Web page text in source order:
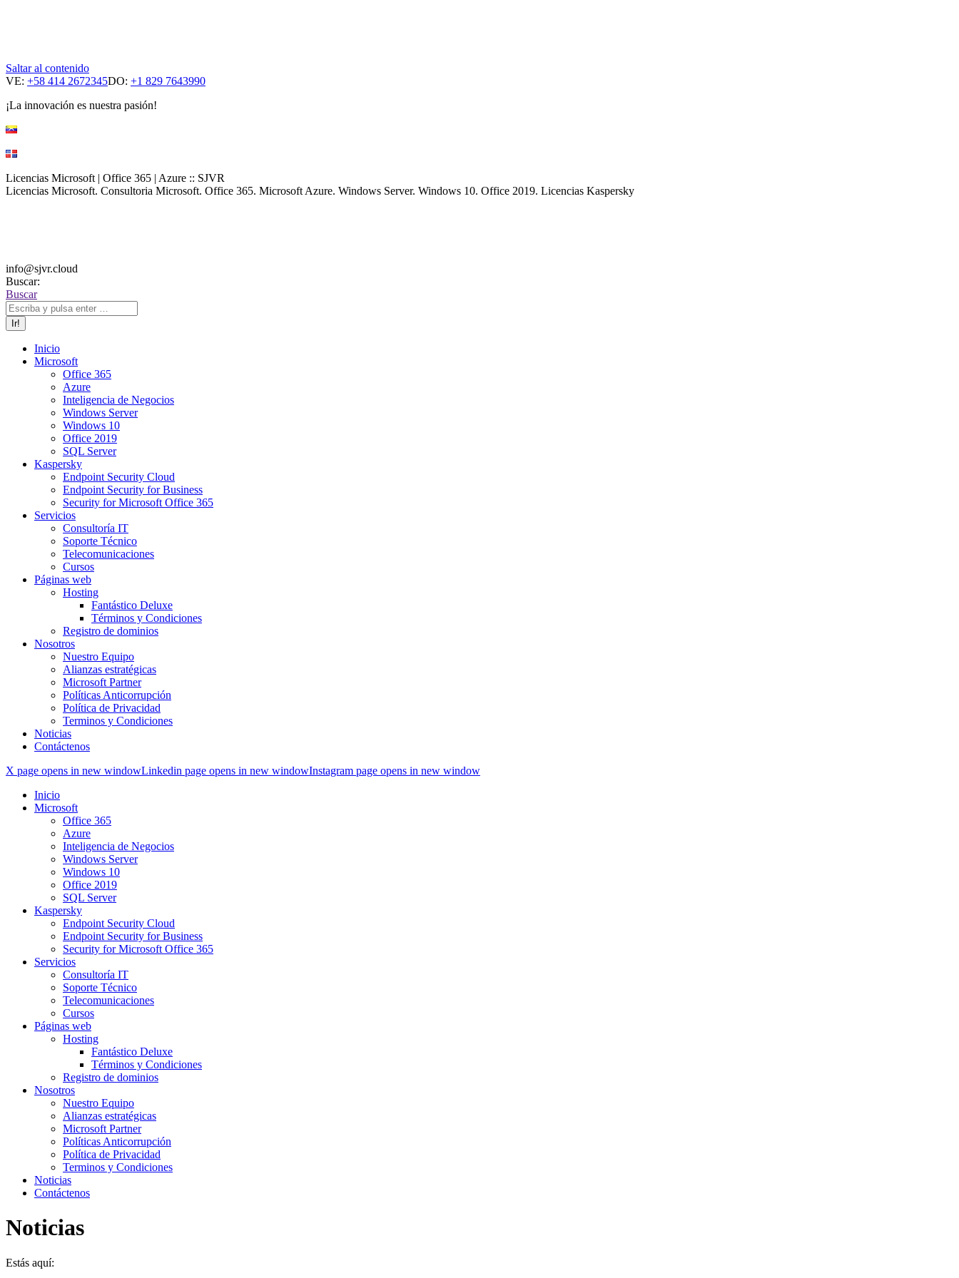
Saltar al contenido
VE: +58 414 2672345DO: +1 829 7643990
¡La innovación es nuestra pasión!
Licencias Microsoft | Office 365 | Azure :: SJVR
Licencias Microsoft. Consultoria Microsoft. Office 365. Microsoft Azure. Windows Server. Windows 10. Office 2019. Licencias Kaspersky
info@sjvr.cloud
Buscar:
Buscar
Inicio
Microsoft
Office 365
Azure
Inteligencia de Negocios
Windows Server
Windows 10
Office 2019
SQL Server
Kaspersky
Endpoint Security Cloud
Endpoint Security for Business
Security for Microsoft Office 365
Servicios
Consultoría IT
Soporte Técnico
Telecomunicaciones
Cursos
Páginas web
Hosting
Fantástico Deluxe
Términos y Condiciones
Registro de dominios
Nosotros
Nuestro Equipo
Alianzas estratégicas
Microsoft Partner
Políticas Anticorrupción
Política de Privacidad
Terminos y Condiciones
Noticias
Contáctenos
X page opens in new windowLinkedin page opens in new windowInstagram page opens in new window
Inicio
Microsoft
Office 365
Azure
Inteligencia de Negocios
Windows Server
Windows 10
Office 2019
SQL Server
Kaspersky
Endpoint Security Cloud
Endpoint Security for Business
Security for Microsoft Office 365
Servicios
Consultoría IT
Soporte Técnico
Telecomunicaciones
Cursos
Páginas web
Hosting
Fantástico Deluxe
Términos y Condiciones
Registro de dominios
Nosotros
Nuestro Equipo
Alianzas estratégicas
Microsoft Partner
Políticas Anticorrupción
Política de Privacidad
Terminos y Condiciones
Noticias
Contáctenos
Noticias
Estás aquí: